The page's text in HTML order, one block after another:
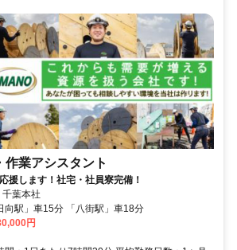
作業アシスタント
援します！社宅・社員寮完備！
葉本社
向駅」車15分 「八街駅」車18分
円